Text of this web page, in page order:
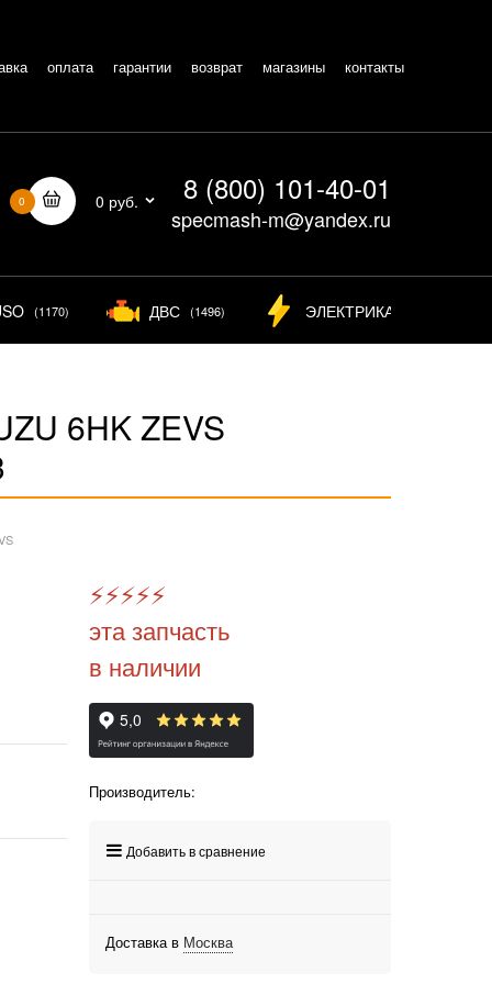
оплата гарантии возврат магазины контакты
0 0 руб. 8 (800) 101-40-01
specmash-m@yandex.ru
(1170) ДВС (1496) ЭЛЕКТРИКА
6HK ZEVS
⚡️⚡️⚡️⚡️⚡️
эта запчасть
в наличии
Производитель:
Добавить в сравнение
Доставка в Москва